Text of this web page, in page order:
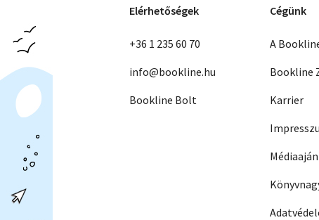
Elérhetőségek
+36 1 235 60 70
info@bookline.hu
Bookline Bolt
Cégünk
A
Bookline
Karrier